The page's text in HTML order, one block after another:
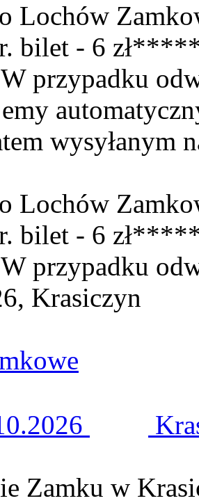
Lochów
bilet - 6
przypadku
wysyłanym
Lochów
bilet - 6
przypadku
Krasiczyn
Zamku w